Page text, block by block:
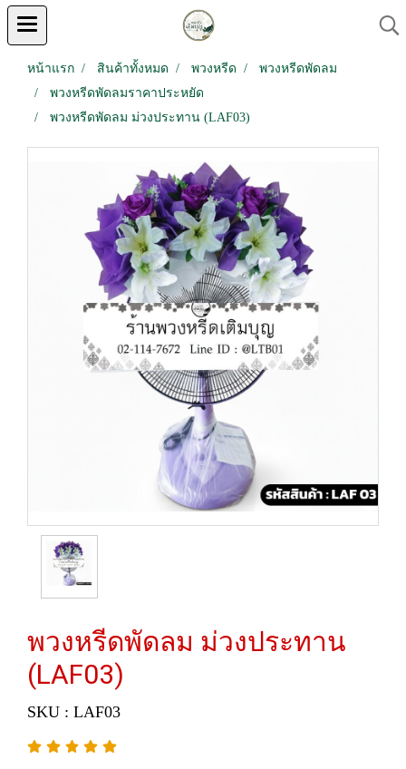
หน้าแรก สินค้าทั้งหมด พวงหรีด
พวงหรีดพัดลม
พวงหรีดพัดลมราคาประหยัด
พวงหรีดพัดลม ม่วงประทาน (LAF03)
พวงหรีดพัดลม ม่วงประทาน
(LAF03)
SKU : LAF03